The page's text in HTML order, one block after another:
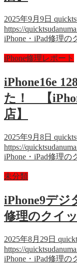
2025年9月9日
https://
iPhone・iPad修理
iPhone修理レポート
iPhone16e
た！ 【
店】
2025年9月8日
https://
iPhone・iPad修理
未分類
iPhone9デジ
修理のクイ
2025年8月29日
https://
iPhone・iPad修理